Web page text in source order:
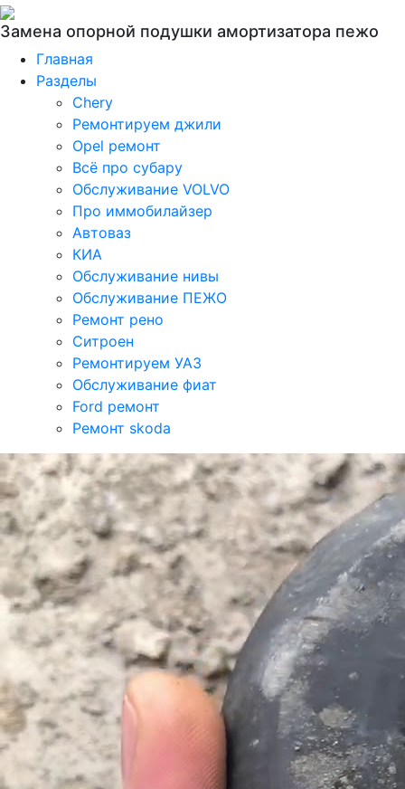
Замена опорной подушки амортизатора пежо
Главная
Разделы
Chery
Ремонтируем джили
Opel ремонт
Всё про субару
Обслуживание VOLVO
Про иммобилайзер
Автоваз
КИА
Обслуживание нивы
Обслуживание ПЕЖО
Ремонт рено
Ситроен
Ремонтируем УАЗ
Обслуживание фиат
Ford ремонт
Ремонт skoda